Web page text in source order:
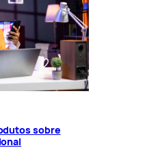
sobre